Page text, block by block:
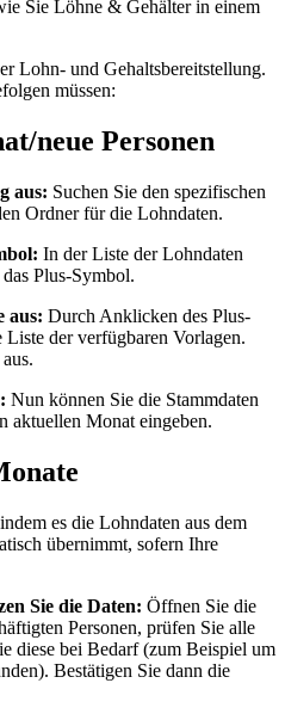
Sie Löhne & Gehälter in einem
Lohn- und Gehaltsbereitstellung.
müssen:
neue Personen
aus: Suchen Sie den spezifischen
Ordner für die Lohndaten.
In der Liste der Lohndaten
Plus-Symbol.
aus: Durch Anklicken des Plus-
Liste der verfügbaren Vorlagen.
Nun können Sie die Stammdaten
aktuellen Monat eingeben.
es die Lohndaten aus dem
übernimmt, sofern Ihre
Sie die Daten: Öffnen Sie die
Personen, prüfen Sie alle
diese bei Bedarf (zum Beispiel um
Bestätigen Sie dann die